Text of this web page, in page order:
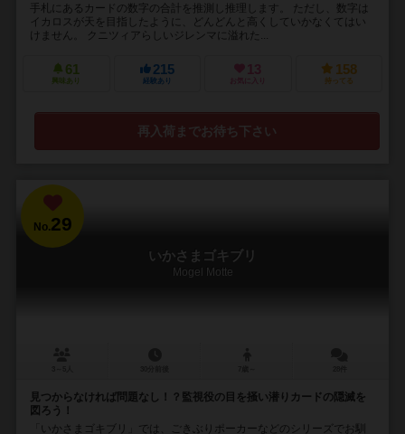
手札にあるカードの数字の合計を推測し推理します。 ただし、数字は
イカロスが天を目指したように、どんどんと高くしていかなくてはい
けません。 クニツィアらしいジレンマに溢れた...
61
興味あり
215
経験あり
13
お気に入り
158
持ってる
再入荷までお待ち下さい
No.29
いかさまゴキブリ
Mogel Motte
見つからなければ問題なし！？監視役の目を掻い潜りカードの隠滅を
図ろう！
「いかさまゴキブリ」では、ごきぶりポーカーなどのシリーズでお馴